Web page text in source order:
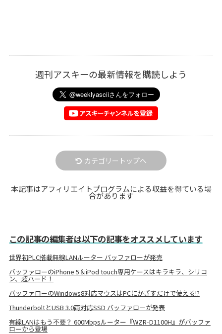
週刊アスキーの最新情報を購読しよう
カテゴリートップへ
本記事はアフィリエイトプログラムによる収益を得ている場
合があります
この記事の編集者は以下の記事をオススメしています
世界初PLC搭載無線LANルーター バッファローが発売
バッファローのiPhone 5＆iPod touch専用ケースはキラキラ、シリコ
ン、超ハード！
バッファローのWindows8対応マウスはPCにかざすだけで使える!?
ThunderboltとUSB 3.0両対応SSD バッファローが発表
有線LANはもう不要？ 600Mbpsルーター『WZR-D1100H』がバッファ
ローから登場